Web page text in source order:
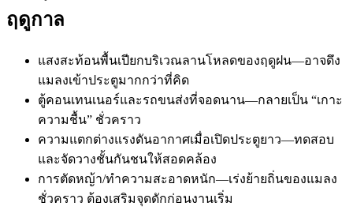
ฤดูกาล
แสงสะท้อนพื้นเปียกบริเวณลานโหลดของฤดูฝน—อาจดึง
แมลงเข้าประตูมากกว่าที่คิด
ตู้คอนเทนเนอร์และรถขนส่งที่จอดนาน—กลายเป็น “เกาะ
ความชื้น” ชั่วคราว
ความแตกต่างแรงดันอากาศเมื่อเปิดประตูยาว—ทดสอบ
และจัดวางชั้นกันชนให้สอดคล้อง
การตัดหญ้า/ทำความสะอาดหนัก—เร่งย้ายถิ่นของแมลง
ชั่วคราว ต้องเสริมจุดดักก่อนงานเริ่ม